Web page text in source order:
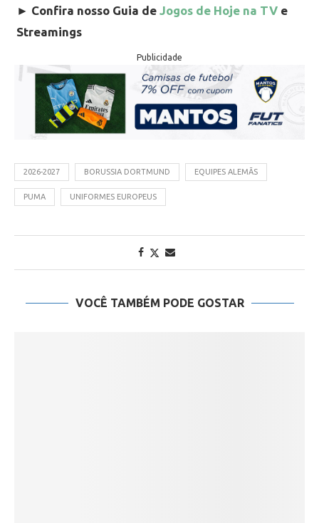
► Confira nosso Guia de Jogos de Hoje na TV e
Streamings
Publicidade
2026-2027 BORUSSIA DORTMUND EQUIPES ALEMÃS
PUMA UNIFORMES EUROPEUS
VOCÊ TAMBÉM PODE GOSTAR